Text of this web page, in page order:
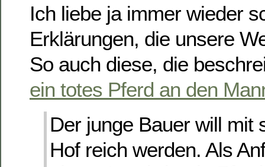
Ich liebe ja immer wieder
Erklärungen, die unsere
So auch diese, die
ein totes Pferd an den
Der junge Bauer will mit
Hof reich werden. Als